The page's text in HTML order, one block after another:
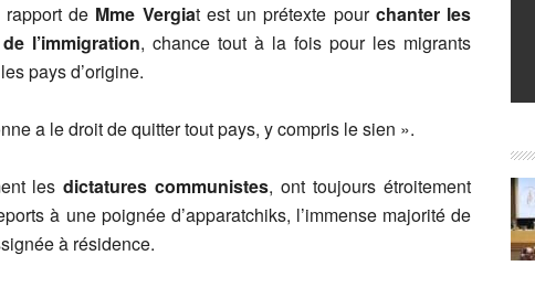
de Mme Vergiat est un prétexte pourchanter les
l’immigration, chance tout à la fois pour les migrants
pays d’origine.
a le droit de quitter tout pays, y compris le sien ».
lesdictatures communistes, ont toujours étroitement
à une poignée d’apparatchiks, l’immense majorité de
à résidence.